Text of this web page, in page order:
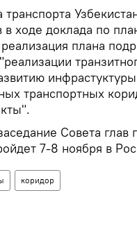
транспорта
ходе доклада по
плана
инфрастуктуры
транспортных
Совета глав
7-8 ноября в
коридор